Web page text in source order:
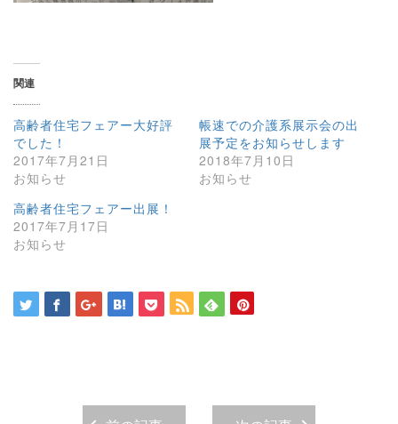
関連
高齢者住宅フェアー大好評
でした！
2017年7月21日
お知らせ
帳速での介護系展示会の出
展予定をお知らせします
2018年7月10日
お知らせ
高齢者住宅フェアー出展！
2017年7月17日
お知らせ